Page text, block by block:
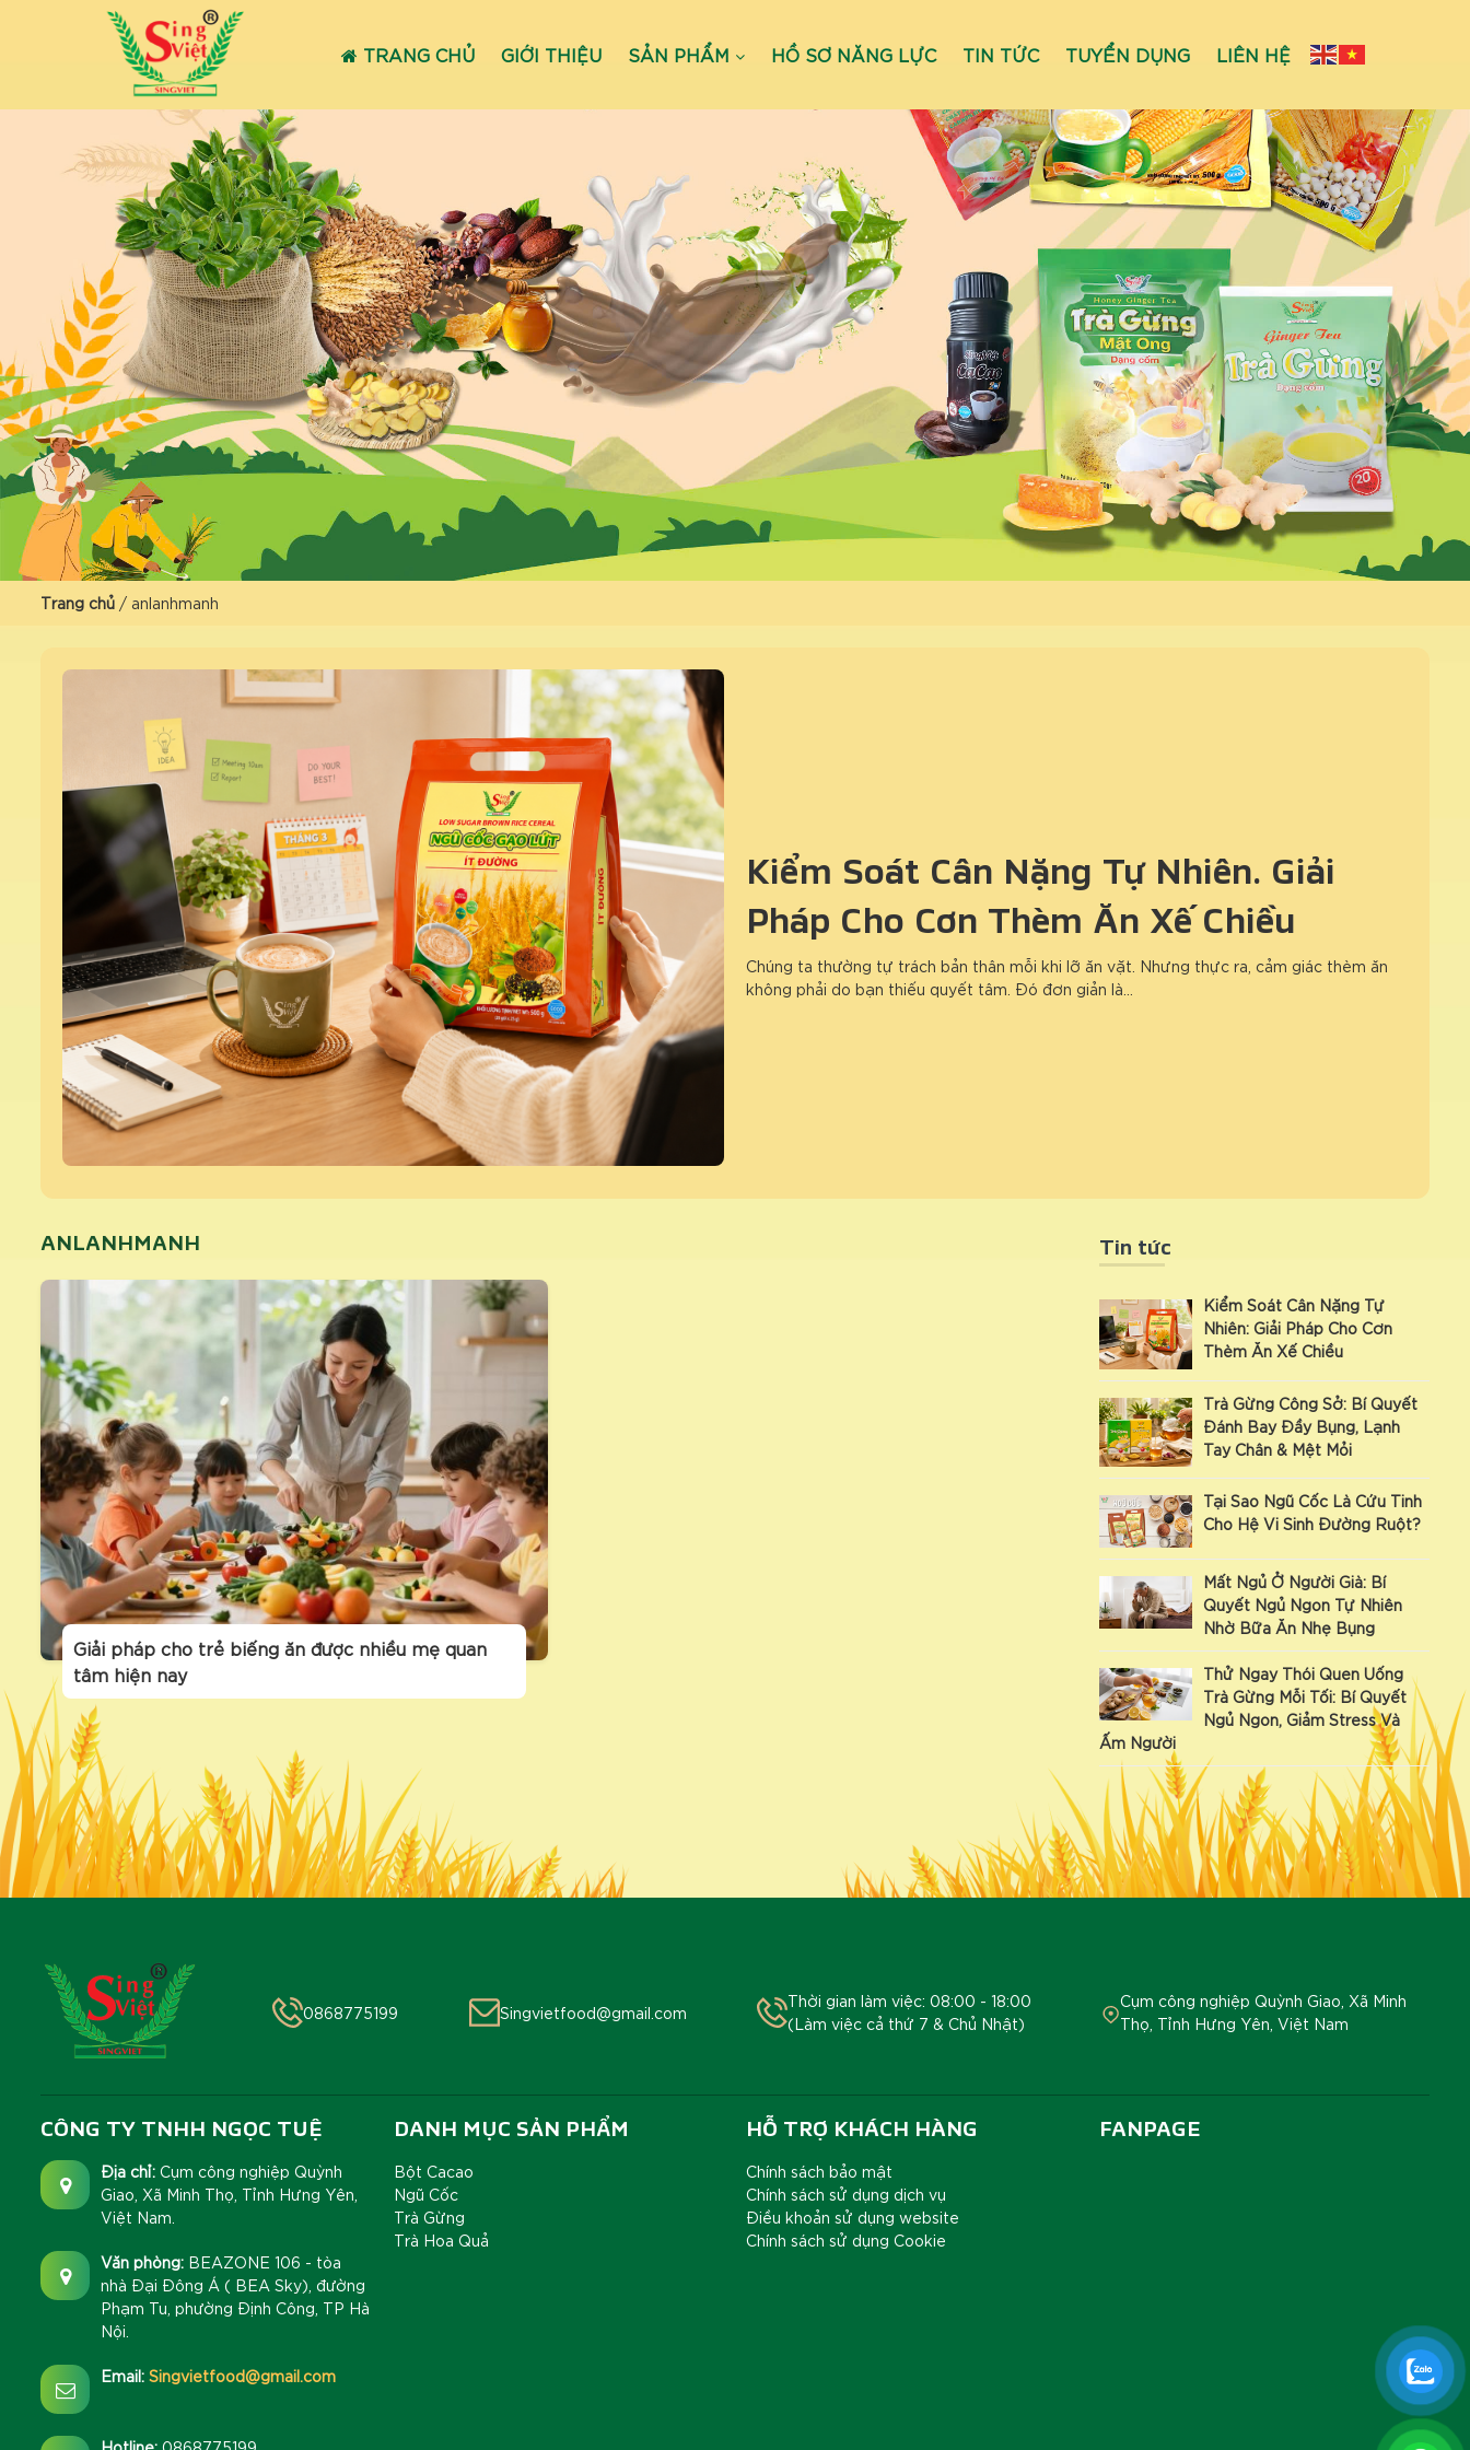
TRANG CHỦ GIỚI THIỆU SẢN PHẨM HỒ SƠ NĂNG LỰC TIN TỨC TUYỂN DỤNG LIÊN HỆ
Trang chủ / anlanhmanh
Kiểm Soát Cân Nặng Tự Nhiên: Giải
Pháp Cho Cơn Thèm Ăn Xế Chiều
Chúng ta thường tự trách bản thân mỗi khi lỡ ăn vặt. Nhưng thực ra, cảm giác thèm ăn
không phải do bạn thiếu quyết tâm. Đó đơn giản là…
ANLANHMANH
Giải pháp cho trẻ biếng ăn được nhiều mẹ quan
tâm hiện nay
Tin tức
Kiểm Soát Cân Nặng Tự
Nhiên: Giải Pháp Cho Cơn
Thèm Ăn Xế Chiều
Trà Gừng Công Sở: Bí Quyết
Đánh Bay Đầy Bụng, Lạnh
Tay Chân & Mệt Mỏi
Tại Sao Ngũ Cốc Là Cứu Tinh
Cho Hệ Vi Sinh Đường Ruột?
Mất Ngủ Ở Người Già: Bí
Quyết Ngủ Ngon Tự Nhiên
Nhờ Bữa Ăn Nhẹ Bụng
Thử Ngay Thói Quen Uống
Trà Gừng Mỗi Tối: Bí Quyết
Ngủ Ngon, Giảm Stress Và
Ấm Người
0868775199 Singvietfood@gmail.com
Thời gian làm việc: 08:00 - 18:00
(Làm việc cả thứ 7 & Chủ Nhật)
Cụm công nghiệp Quỳnh Giao, Xã Minh
Thọ, Tỉnh Hưng Yên, Việt Nam
CÔNG TY TNHH NGỌC TUỆ
Địa chỉ: Cụm công nghiệp Quỳnh
Giao, Xã Minh Thọ, Tỉnh Hưng Yên,
Việt Nam.
Văn phòng: BEAZONE 106 - tòa
nhà Đại Đông Á ( BEA Sky), đường
Phạm Tu, phường Định Công, TP Hà
Nội.
Email: Singvietfood@gmail.com
DANH MỤC SẢN PHẨM
Bột Cacao
Ngũ Cốc
Trà Gừng
Trà Hoa Quả
HỖ TRỢ KHÁCH HÀNG
Chính sách bảo mật
Chính sách sử dụng dịch vụ
Điều khoản sử dụng website
Chính sách sử dụng Cookie
FANPAGE